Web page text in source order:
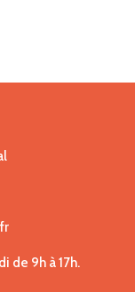
de 9h à 17h.